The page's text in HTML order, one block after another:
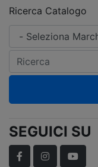
Ricerca Catalogo
SEGUICI SU
FacebookInstagram